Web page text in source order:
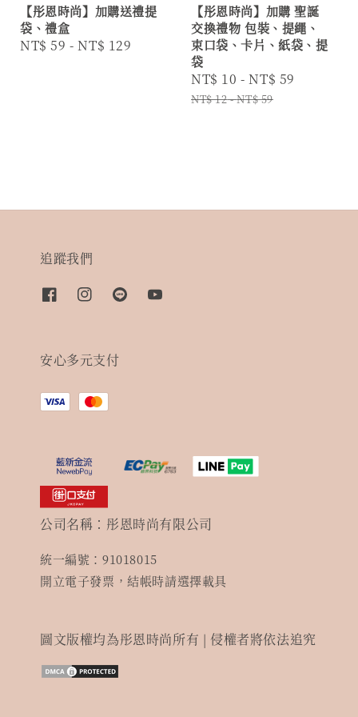
【彤恩時尚】加購送禮提
袋、禮盒
Regular
NT$ 59 -NT$ 129
【彤恩時尚】加購 聖誕
交換禮物 包裝、提繩、
束口袋、卡片、紙袋、提
袋
Sale
price
NT$ 10 -NT$ 59
NT$ 12-NT$ 59
追蹤我們
安心多元支付
公司名稱：彤恩時尚有限公司
統一編號：91018015
開立電子發票，結帳時請選擇載具
圖文版權均為彤恩時尚所有 | 侵權者將依法追究